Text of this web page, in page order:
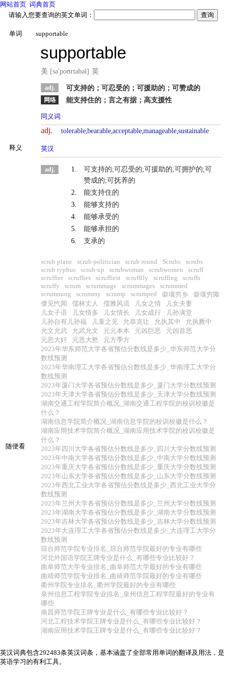
网站首页 词典首页
请输入您要查询的英文单词：
单词 supportable
释义
supportable
美 [sə'poʊrtəbəl] 英
adj. 可支持的；可忍受的；可援助的；可赞成的
网络 能支持住的；言之有据；高支援性
同义词
反义词
adj. tolerable,bearable,acceptable,manageable,sustainable
英汉
adj. 1.
可支持的;可忍受的;可援助的,可拥护的;可
赞成的;可抚养的
2.
能支持住的
3.
能够支持的
4.
能够承受的
5.
能够承担的
6.
支承的
随便看
scrub plane scrub politician scrub round Scrubs
scrubs
scrub typhus
scrub-up scrubwoman scrubwomen
scruff
scruffier
scruffies scruffiest scruffily scruffing
scruffs
scruffy
scrum scrummage scrummages
scrummed
scrumming
scrummy scrump scrumped 僻壤穷乡
僻壤穷陬
僾见忾闻
儒林丈人 儒雅风流 儿女之情
儿女夫妻
儿女子语
儿女情多 儿女情长 儿女成行
儿孙满堂
儿孙自有儿孙福
儿童之见 允恭克让 允执其中
允执厥中
允文允武
允武允文 元元本本 元凶巨恶
元凶首恶
元恶大奸
元恶大憝
元方季方
2023年华东师范大学各省预估分数线是多少_华东师范大学分
数线预测
2023年华南理工大学各省预估分数线是多少_华南理工大学分
数线预测
2023年厦门大学各省预估分数线是多少_厦门大学分数线预测
2023年天津大学各省预估分数线是多少_天津大学分数线预测
湖南交通工程学院简介概况_湖南交通工程学院的校训校徽是
什么？
湖南信息学院简介概况_湖南信息学院的校训校徽是什么？
湖南应用技术学院简介概况_湖南应用技术学院的校训校徽是
什么？
2023年四川大学各省预估分数线是多少_四川大学分数线预测
2023年中南大学各省预估分数线是多少_中南大学分数线预测
2023年重庆大学各省预估分数线是多少_重庆大学分数线预测
2023年山东大学各省预估分数线是多少_山东大学分数线预测
2023年西北工业大学各省预估分数线是多少_西北工业大学分
数线预测
2023年兰州大学各省预估分数线是多少_兰州大学分数线预测
2023年湖南大学各省预估分数线是多少_湖南大学分数线预测
2023年吉林大学各省预估分数线是多少_吉林大学分数线预测
2023年大连理工大学各省预估分数线是多少_大连理工大学分
数线预测
琼台师范学院专业排名_琼台师范学院最好的专业有哪些
河北外国语学院王牌专业是什么_有哪些专业比较好？
曲阜师范大学专业排名_曲阜师范大学最好的专业有哪些
曲靖师范学院专业排名_曲靖师范学院最好的专业有哪些
衢州学院专业排名_衢州学院最好的专业有哪些
泉州信息工程学院专业排名_泉州信息工程学院最好的专业有
哪些
南昌师范学院王牌专业是什么_有哪些专业比较好？
河北工程技术学院王牌专业是什么_有哪些专业比较好？
湖南应用技术学院王牌专业是什么_有哪些专业比较好？
英汉词典包含292483条英汉词条，基本涵盖了全部常用单词的翻译及用法，是
英语学习的有利工具。